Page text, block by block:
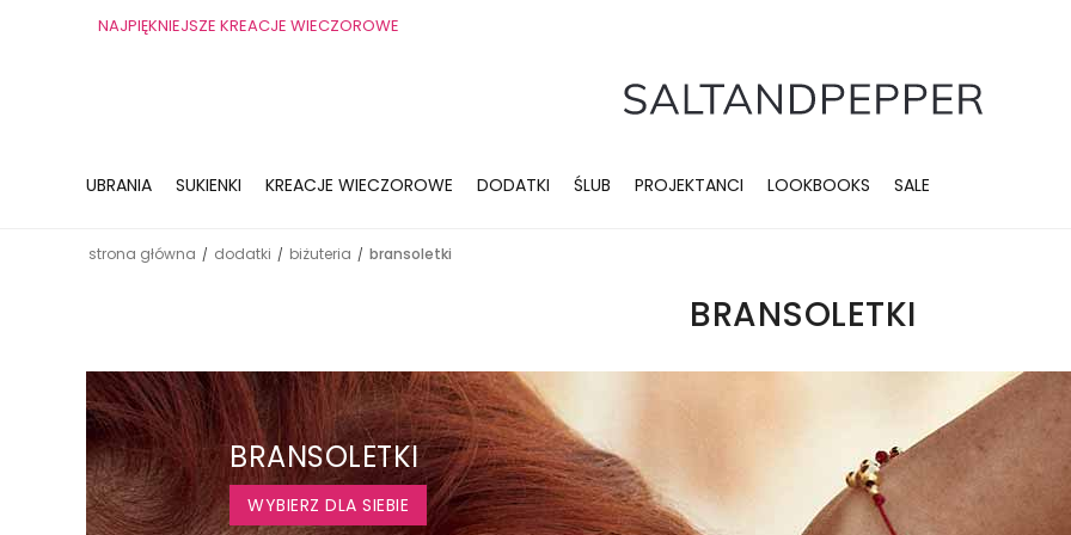
NAJPIĘKNIEJSZE KREACJE WIECZOROWE
UBRANIA SUKIENKI KREACJE WIECZOROWE DODATKI ŚLUB PROJEKTANCI LOOKBOOKS SALE
strona główna / dodatki / biżuteria / bransoletki
BRANSOLETKI
BRANSOLETKI
WYBIERZ DLA SIEBIE